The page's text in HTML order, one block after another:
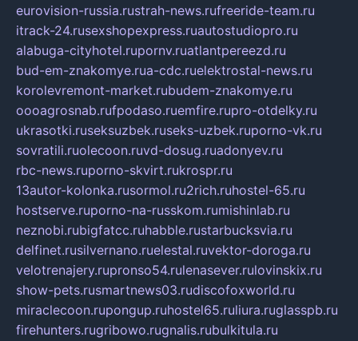
eurovision-russia.rustrah-news.rufreeride-team.ru
itrack-24.rusexshopexpress.ruautostudiopro.ru
alabuga-cityhotel.rupornv.ruatlantpereezd.ru
bud-em-znakomye.rua-cdc.ruelektrostal-news.ru
korolevremont-market.rubudem-znakomye.ru
oooagrosnab.rufpodaso.ruemfire.rupro-otdelky.ru
ukrasotki.ruseksuzbek.ruseks-uzbek.ruporno-vk.ru
sovratili.ruolecoon.ruvd-dosug.ruadonyev.ru
rbc-news.ruporno-skvirt.rukrospr.ru
13autor-kolonka.rusormol.ru2rich.ruhostel-65.ru
hostserve.ruporno-na-russkom.rumishinlab.ru
neznobi.rubigfatcc.ruhabble.rustarbucksvia.ru
delfinet.rusilvernano.ruelestal.ruvektor-doroga.ru
velotrenajery.rupronso54.rulenasever.rulovinskix.ru
show-pets.rusmartnews03.rudiscofoxworld.ru
miraclecoon.rupongup.ruhostel65.ruliura.ruglasspb.ru
firehunters.rugribowo.rugnalis.rubulkitula.ru